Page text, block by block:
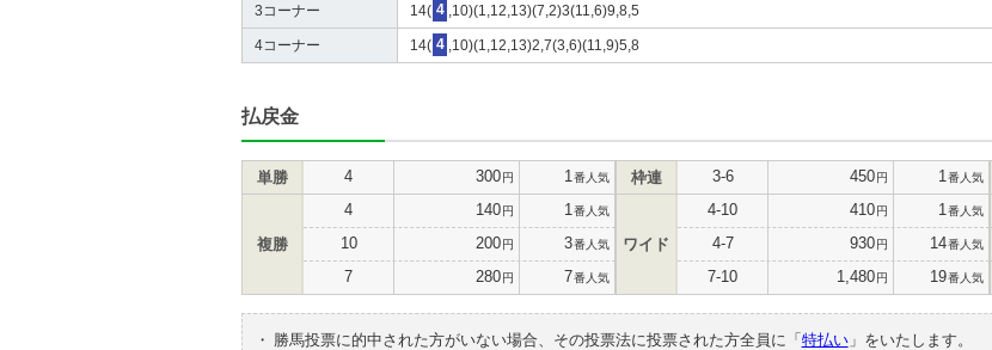
3コーナー 14( 4 ,10)(1,12,13)(7,2)3(11,6)9,8,5
4コーナー 14( 4 ,10)(1,12,13)2,7(3,6)(11,9)5,8
払戻金
単勝 4 300円 1 番人気
複勝
4 140円 1 番人気
10 200円 3番人気
7 280円 7番人気
枠連 3-6 450円 1 番人気
ワイド
4-10 410円 1 番人気
4-7 930円 14番人気
7-10 1,480円 19番人気
・ 勝馬投票に的中された方がいない場合、その投票法に投票された方全員に「 特払い」をいたします。